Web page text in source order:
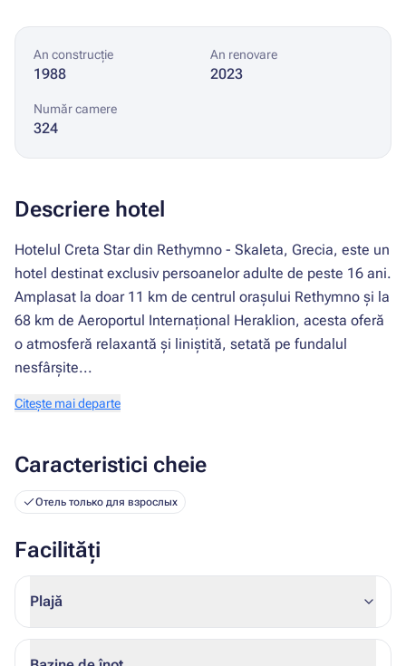
An construcție
1988
An renovare
2023
Număr camere
324
Descriere hotel
Hotelul Creta Star din Rethymno - Skaleta, Grecia, este un
hotel destinat exclusiv persoanelor adulte de peste 16 ani.
Amplasat la doar 11 km de centrul orașului Rethymno și la
68 km de Aeroportul Internațional Heraklion, acesta oferă
o atmosferă relaxantă și liniștită, setată pe fundalul
nesfârșite...
Citește mai departe
Caracteristici cheie
Отель только для взрослых
Facilități
Plajă